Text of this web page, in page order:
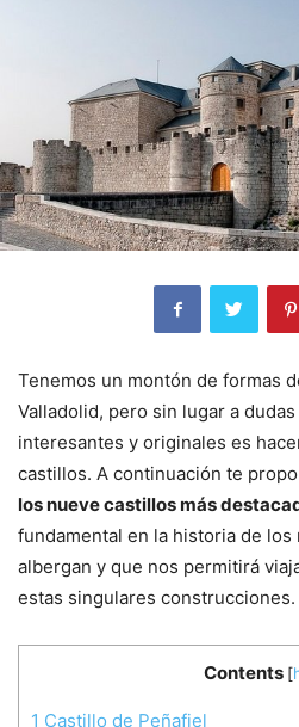
Tenemos un montón de formas
Valladolid, pero sin lugar a
interesantes y originales es
castillos. A continuación te
los nueve castillos más
fundamental en la historia de
albergan y que nos permitirá
estas singulares construcciones.
Contents [
1 Castillo de Peñafiel